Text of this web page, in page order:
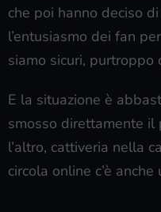
che poi hanno deciso
l’entusiasmo dei fan
siamo sicuri, purtroppo
E la situazione è
smosso direttamente il
l’altro, cattiveria nella
circola online c’è